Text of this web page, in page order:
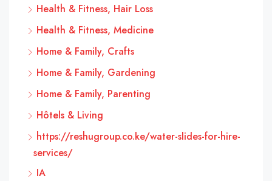
Health & Fitness, Hair Loss
Health & Fitness, Medicine
Home & Family, Crafts
Home & Family, Gardening
Home & Family, Parenting
Hôtels & Living
https://reshugroup.co.ke/water-slides-for-hire-
services/
IA